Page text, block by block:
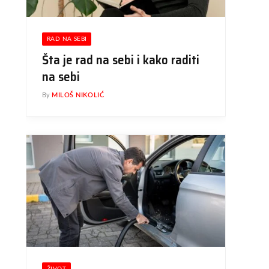
RAD NA SEBI
Šta je rad na sebi i kako raditi
na sebi
By MILOŠ NIKOLIĆ